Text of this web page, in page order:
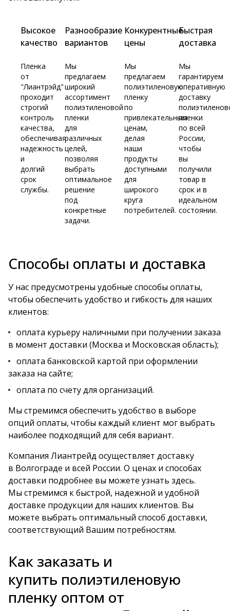
Высокое
качество
Пленка
от
"Лиантрэйд"
проходит
строгий
контроль
качества,
обеспечивая
надежность
и
долгий
срок
службы.
Разнообразие
вариантов
Мы
предлагаем
широкий
ассортимент
полиэтиленовой
пленки
для
различных
целей,
позволяя
выбрать
оптимальное
решение
под
конкретные
задачи.
Конкурентные
цены
Мы
предлагаем
полиэтиленовую
пленку
по
привлекательным
ценам,
делая
наши
продукты
доступными
для
широкого
круга
потребителей.
Быстрая
доставка
Мы
гарантируем
оперативную
доставку
пленки
по всей
России,
чтобы
вы
получили
товар в
срок и в
идеальном
состоянии.
Способы оплаты и доставка
У нас предусмотрены удобные способы оплаты,
чтобы обеспечить удобство и гибкость для наших
клиентов:
оплата курьеру наличными при получении заказа
в момент доставки (Москва и Московская область);
оплата банковской картой при оформлении
заказа на сайте;
оплата по счету для организаций.
Мы стремимся обеспечить удобство в выборе
опций оплаты, чтобы каждый клиент мог выбрать
наиболее подходящий для себя вариант.
Компания Лиантрейд осуществляет доставку
в Волгограде и всей России. О ценах и способах
доставки подробнее вы можете узнать здесь.
Мы стремимся к быстрой, надежной и удобной
доставке продукции для наших клиентов. Вы
можете выбрать оптимальный способ доставки,
соответствующий Вашим потребностям.
Как заказать и
купить полиэтиленовую
пленку оптом от